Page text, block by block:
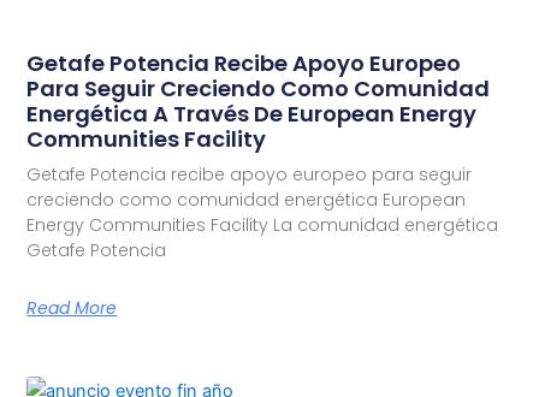
Getafe Potencia Recibe Apoyo Europeo
Para Seguir Creciendo Como Comunidad
Energética A Través De European Energy
Communities Facility
Getafe Potencia recibe apoyo europeo para seguir
creciendo como comunidad energética European
Energy Communities Facility La comunidad energética
Getafe Potencia
Read More